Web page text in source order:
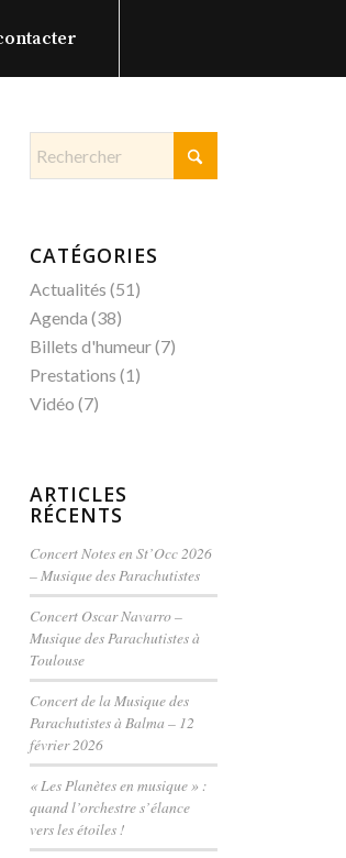
CATÉGORIES
Actualités (51)
Agenda (38)
Billets d'humeur(7)
Prestations (1)
Vidéo (7)
ARTICLES
RÉCENTS
Concert Notes en St’Occ 2026
– Musique des Parachutistes
Concert Oscar Navarro –
Musique des Parachutistes à
Toulouse
Concert de la Musique des
Parachutistes à Balma – 12
février 2026
« Les Planètes en musique » :
quand l’orchestre s’élance
vers les étoiles !